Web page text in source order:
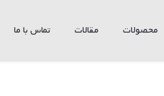
محصولات مقالات تماس با ما